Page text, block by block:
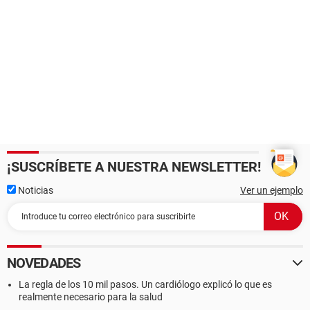
¡SUSCRÍBETE A NUESTRA NEWSLETTER!
Noticias Ver un ejemplo
NOVEDADES
La regla de los 10 mil pasos. Un cardiólogo explicó lo que es
realmente necesario para la salud